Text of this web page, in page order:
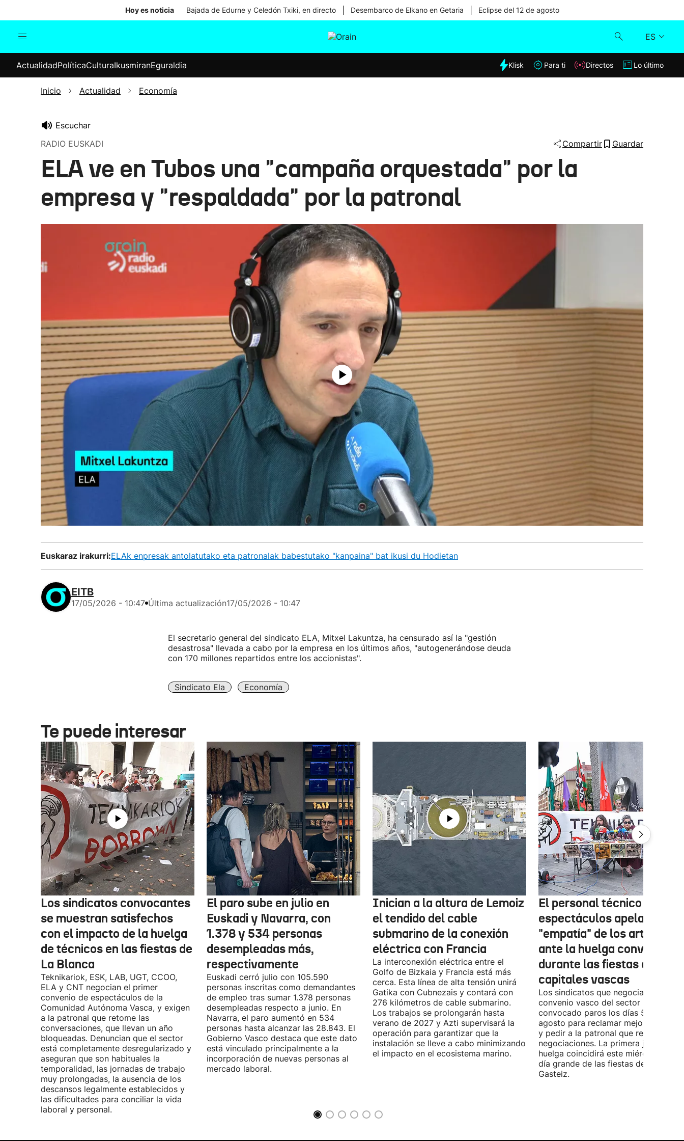
Hoy es noticia Bajada de Edurne y Celedón Txiki, en directo Desembarco de Elkano en Getaria Eclipse del 12 de agosto
ES
Internacional
Elecciones
Klisk
ActualidadPolíticaCulturaIkusmiranEguraldia Klisk Para ti Directos Lo último
Inicio Actualidad Economía
Escuchar
RADIO EUSKADI
Compartir Guardar
ELA ve en Tubos una "campaña orquestada" por la
empresa y "respaldada" por la patronal
Euskaraz irakurri:ELAk enpresak antolatutako eta patronalak babestutako "kanpaina" bat ikusi du Hodietan
EITB
17/05/2026 - 10:47 Última actualización17/05/2026 - 10:47
El secretario general del sindicato ELA, Mitxel Lakuntza, ha censurado así la "gestión
desastrosa" llevada a cabo por la empresa en los últimos años, "autogenerándose deuda
con 170 millones repartidos entre los accionistas".
Sindicato Ela Economía
Te puede interesar
Los sindicatos convocantes
se muestran satisfechos
con el impacto de la huelga
de técnicos en las fiestas de
La Blanca
Teknikariok, ESK, LAB, UGT, CCOO,
ELA y CNT negocian el primer
convenio de espectáculos de la
Comunidad Autónoma Vasca, y exigen
a la patronal que retome las
conversaciones, que llevan un año
bloqueadas. Denuncian que el sector
está completamente desregularizado y
aseguran que son habituales la
temporalidad, las jornadas de trabajo
muy prolongadas, la ausencia de los
descansos legalmente establecidos y
las dificultades para conciliar la vida
laboral y personal.
El paro sube en julio en
Euskadi y Navarra, con
1.378 y 534 personas
desempleadas más,
respectivamente
Euskadi cerró julio con 105.590
personas inscritas como demandantes
de empleo tras sumar 1.378 personas
desempleadas respecto a junio. En
Navarra, el paro aumentó en 534
personas hasta alcanzar las 28.843. El
Gobierno Vasco destaca que este dato
está vinculado principalmente a la
incorporación de nuevas personas al
mercado laboral.
Inician a la altura de Lemoiz
el tendido del cable
submarino de la conexión
eléctrica con Francia
La interconexión eléctrica entre el
Golfo de Bizkaia y Francia está más
cerca. Esta línea de alta tensión unirá
Gatika con Cubnezais y contará con
276 kilómetros de cable submarino.
Los trabajos se prolongarán hasta
verano de 2027 y Azti supervisará la
operación para garantizar que la
instalación se lleve a cabo minimizando
el impacto en el ecosistema marino.
El personal técnico de
espectáculos apela a la
"empatía" de los artistas
ante la huelga convocada
durante las fiestas de las
capitales vascas
Los sindicatos que negocian el
convenio vasco del sector han
convocado paros los días 5, 14 y 26
agosto para reclamar mejoras
y pedir a la patronal que retome las
negociaciones. La primera jornada de
huelga coincidirá este miércoles con
día grande de las fiestas de Vitoria-
Gasteiz.